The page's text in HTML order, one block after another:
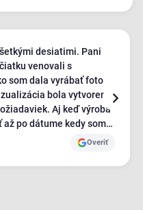
desiatimi. Pani
venovali s
som dala vyrábať foto
bola vytvorená
Aj keď výroba
po dátume kedy som
ústretový a posúrili
požiadanie. Veľmi si
prišlo veľmi
Overiť